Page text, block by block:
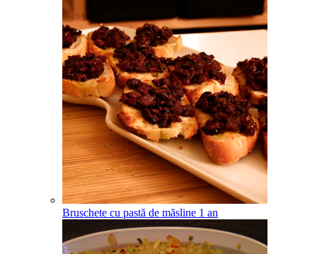
Bruschete cu pastă de măsline 1 an